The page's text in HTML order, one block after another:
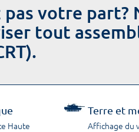
pas votre part?
tout
Haute
Terre et
Affichage du